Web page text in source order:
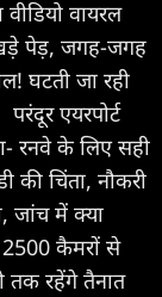
वायरल
पेड़, जगह-जगह
घटती जा रही
परंदूर एयरपोर्ट
रनवे के लिए सही
की चिंता, नौकरी
जांच में क्या
2500 कैमरों से
तक रहेंगे तैनात